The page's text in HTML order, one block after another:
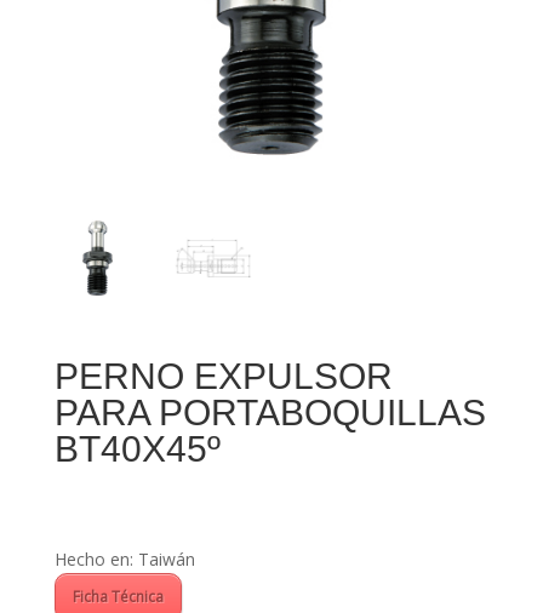
PERNO EXPULSOR
PARA PORTABOQUILLAS
BT40X45º
Hecho en: Taiwán
Ficha Técnica